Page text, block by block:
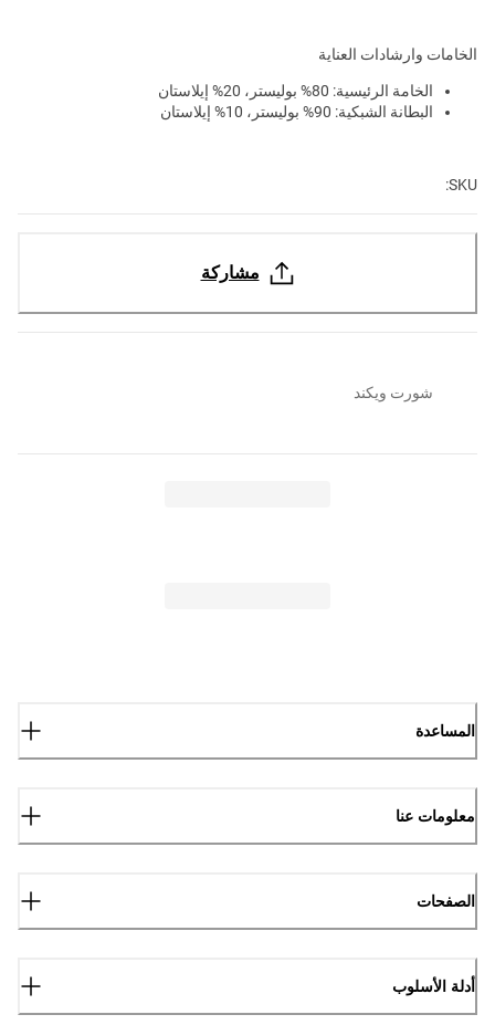
الخامات وارشادات العناية
الخامة الرئيسية: 80% بوليستر، 20% إيلاستان
البطانة الشبكية: 90% بوليستر، 10% إيلاستان
SKU:
مشاركة
شورت ويكند
المساعدة
معلومات عنا
الصفحات
أدلة الأسلوب